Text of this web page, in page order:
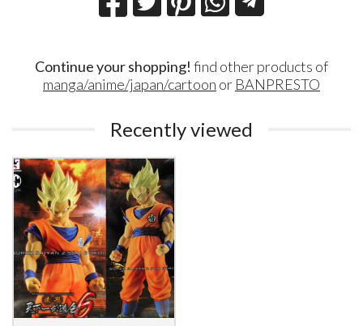
Continue your shopping! find other products of
manga/anime/japan/cartoon or BANPRESTO
Recently viewed